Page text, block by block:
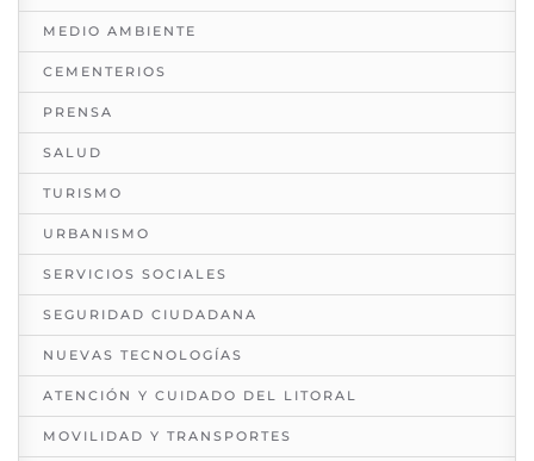
MEDIO AMBIENTE
CEMENTERIOS
PRENSA
SALUD
TURISMO
URBANISMO
SERVICIOS SOCIALES
SEGURIDAD CIUDADANA
NUEVAS TECNOLOGÍAS
ATENCIÓN Y CUIDADO DEL LITORAL
MOVILIDAD Y TRANSPORTES